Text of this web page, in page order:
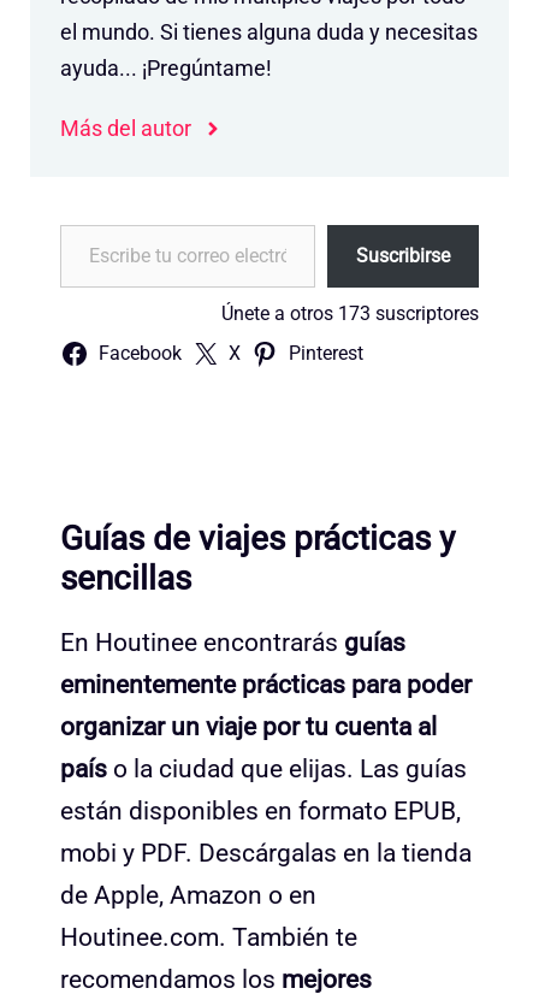
el mundo. Si tienes alguna duda y necesitas
ayuda... ¡Pregúntame!
Más del autor
Escribe tu correo electrónico…
Suscribirse
Únete a otros 173 suscriptores
Facebook X Pinterest
Guías de viajes prácticas y
sencillas
En Houtinee encontrarás guías
eminentemente prácticas para poder
organizar un viaje por tu cuenta al
país o la ciudad que elijas. Las guías
están disponibles en formato EPUB,
mobi y PDF. Descárgalas en la tienda
de Apple, Amazon o en
Houtinee.com. También te
recomendamos los mejores